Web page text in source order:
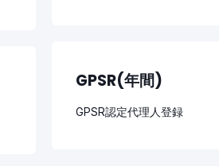
GPSR(年間)
GPSR認定代理人登録